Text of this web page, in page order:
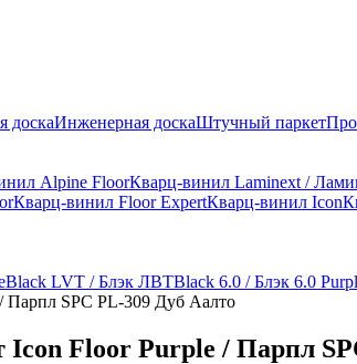
доскаИнженерная доскаШтучный паркет
Alpine FloorКварц-винил Laminext /
Кварц-винил Floor ExpertКварц-винил Icon
Black LVT / Блэк ЛВТBlack 6.0 / Блэк 6.0
Парпл SPC PL-309 Дуб Аалто
Floor Purple / Парпл